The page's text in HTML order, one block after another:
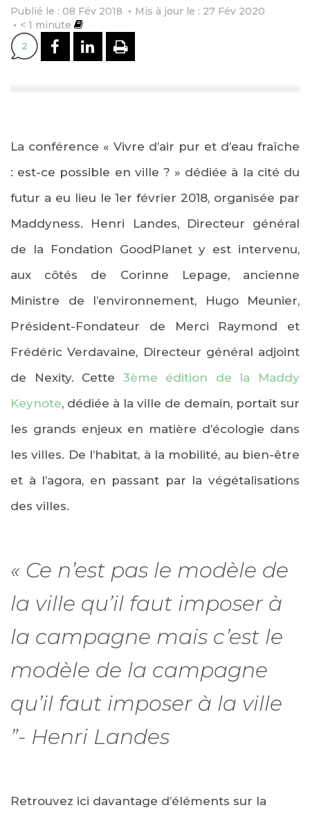
Publié le : 08 Fév 2018
Mis à jour le : 27 Fév 2020
< 1 minute
2 PARTAGER SUR FACEBOOK
PARTAGER SUR
IMPRIMER
La conférence « Vivre d’air pur et d’eau fraîche
: est-ce possible en ville ? » dédiée à la cité du
futur a eu lieu le 1er février 2018, organisée par
Maddyness. Henri Landes, Directeur général
de la Fondation GoodPlanet y est intervenu,
aux côtés de Corinne Lepage, ancienne
Ministre de l’environnement, Hugo Meunier,
Président-Fondateur de Merci Raymond et
Frédéric Verdavaine, Directeur général adjoint
de Nexity. Cette 3ème édition de la Maddy
Keynote, dédiée à la ville de demain, portait sur
les grands enjeux en matière d’écologie dans
les villes. De l’habitat, à la mobilité, au bien-être
et à l’agora, en passant par la végétalisations
des villes.
« Ce n’est pas le modèle de
la ville qu’il faut imposer à
la campagne mais c’est le
modèle de la campagne
qu’il faut imposer à la ville
”- Henri Landes
Retrouvez ici davantage d’éléments sur la